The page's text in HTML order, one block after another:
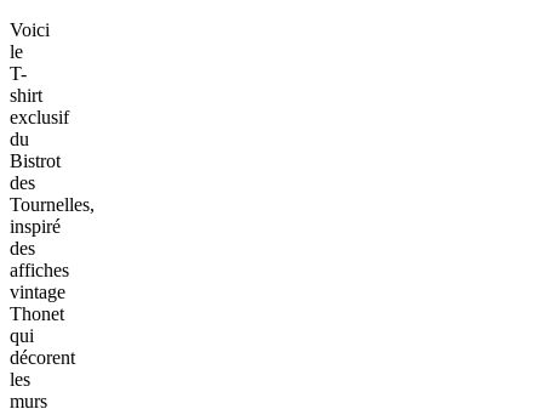
Voici
le
T-
shirt
exclusif
du
Bistrot
des
Tournelles,
inspiré
des
affiches
vintage
Thonet
qui
décorent
les
murs